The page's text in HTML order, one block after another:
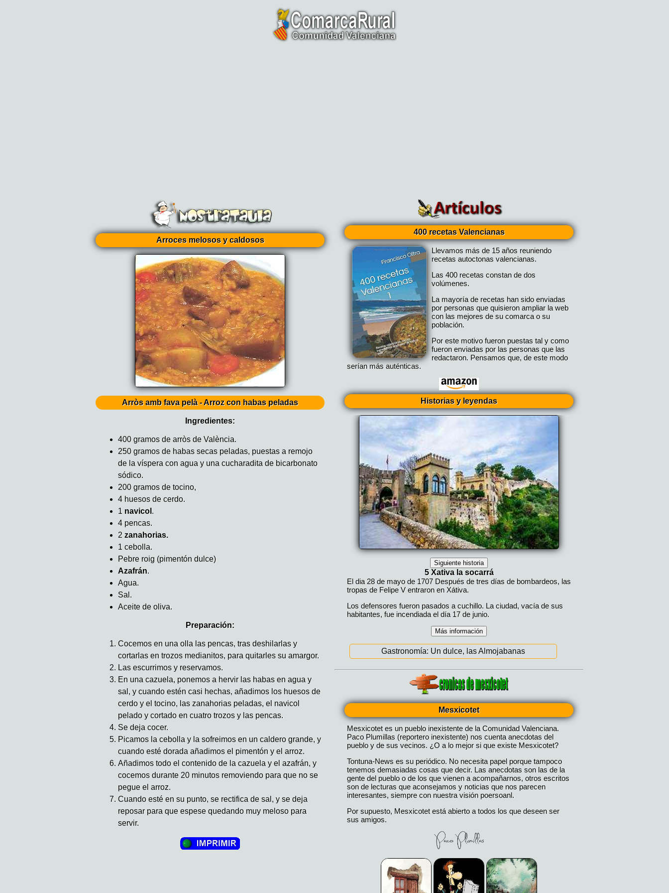
Arroces melosos y caldosos
Arròs amb fava pelà - Arroz con habas peladas
Ingredientes:
400 gramos de arròs de València.
250 gramos de habas secas peladas, puestas a remojo
de la víspera con agua y una cucharadita de bicarbonato
sódico.
200 gramos de tocino,
4 huesos de cerdo.
1 navicol .
4 pencas.
2 zanahorias.
1 cebolla.
Pebre roig (pimentón dulce)
Azafrán.
Agua.
Sal.
Aceite de oliva.
Preparación:
Cocemos en una olla las pencas, tras deshilarlas y
cortarlas en trozos medianitos, para quitarles su amargor.
Las escurrimos y reservamos.
En una cazuela, ponemos a hervir las habas en agua y
sal, y cuando estén casi hechas, añadimos los huesos de
cerdo y el tocino, las zanahorias peladas, el navicol
pelado y cortado en cuatro trozos y las pencas.
Se deja cocer.
Picamos la cebolla y la sofreimos en un caldero grande, y
cuando esté dorada añadimos el pimentón y el arroz.
Añadimos todo el contenido de la cazuela y el azafrán, y
cocemos durante 20 minutos removiendo para que no se
pegue el arroz.
Cuando esté en su punto, se rectifica de sal, y se deja
reposar para que espese quedando muy meloso para
servir.
400 recetas Valencianas
Llevamos más de 15 años reuniendo
recetas autoctonas valencianas.
Las 400 recetas constan de dos
volúmenes.
La mayoría de recetas han sido enviadas
por personas que quisieron ampliar la web
con las mejores de su comarca o su
población.
Por este motivo fueron puestas tal y como
fueron enviadas por las personas que las
redactaron. Pensamos que, de este modo
serían más auténticas.
Historias y leyendas
Mesxicotet
Mesxicotet es un pueblo inexistente de la Comunidad Valenciana.
Paco Plumillas (reportero inexistente) nos cuenta anecdotas del
pueblo y de sus vecinos. ¿O a lo mejor si que existe Mesxicotet?
Tontuna-News es su periódico. No necesita papel porque tampoco
tenemos demasiadas cosas que decir. Las anecdotas son las de la
gente del pueblo o de los que vienen a acompañarnos, otros escritos
son de lecturas que aconsejamos y noticias que nos parecen
interesantes, siempre con nuestra visión poersoanl.
Por supuesto, Mesxicotet está abierto a todos los que deseen ser
sus amigos.